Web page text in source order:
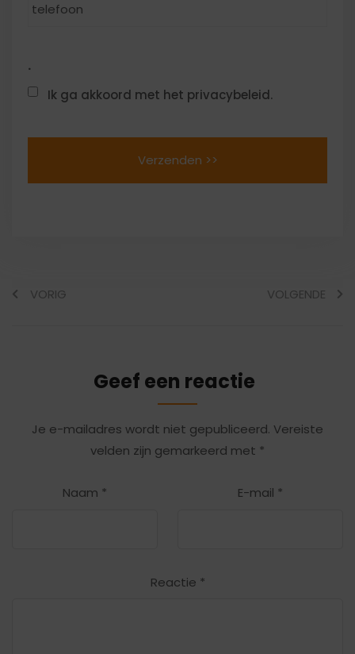
.
Ik ga akkoord met het privacybeleid.
VORIG VOLGENDE
Geef een reactie
Je e-mailadres wordt niet gepubliceerd. Vereiste
velden zijn gemarkeerd met *
Naam * E-mail *
Reactie *